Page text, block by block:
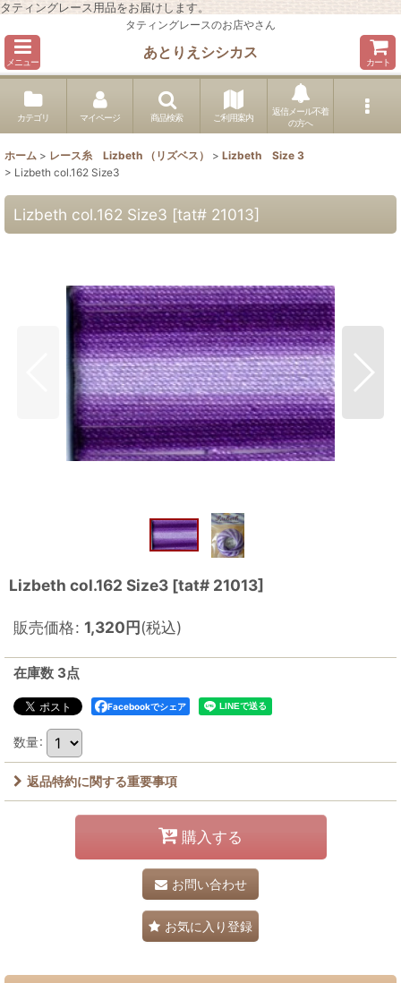
タティングレース用品をお届けします。
タティングレースのお店やさん
メニュー
あとりえシシカス
カート
カテゴリ マイページ 商品検索 ご利用案内
返信メール不着
の方へ
ホーム > レース糸 Lizbeth （リズベス） > Lizbeth Size 3
> Lizbeth col.162 Size3
Lizbeth col.162 Size3 [tat# 21013]
Lizbeth col.162 Size3 [tat# 21013]
販売価格: 1,320円(税込)
在庫数 3点
Facebookでシェア
数量:
返品特約に関する重要事項
購入する
お問い合わせ
お気に入り登録